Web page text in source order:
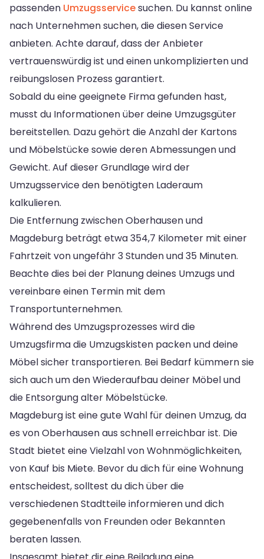
passenden Umzugsservicesuchen. Du kannst online
nach Unternehmen suchen, die diesen Service
anbieten. Achte darauf, dass der Anbieter
vertrauenswürdig ist und einen unkomplizierten und
reibungslosen Prozess garantiert.
Sobald du eine geeignete Firma gefunden hast,
musst du Informationen über deine Umzugsgüter
bereitstellen. Dazu gehört die Anzahl der Kartons
und Möbelstücke sowie deren Abmessungen und
Gewicht. Auf dieser Grundlage wird der
Umzugsservice den benötigten Laderaum
kalkulieren.
Die Entfernung zwischen Oberhausen und
Magdeburg beträgt etwa 354,7 Kilometer mit einer
Fahrtzeit von ungefähr 3 Stunden und 35 Minuten.
Beachte dies bei der Planung deines Umzugs und
vereinbare einen Termin mit dem
Transportunternehmen.
Während des Umzugsprozesses wird die
Umzugsfirma die Umzugskisten packen und deine
Möbel sicher transportieren. Bei Bedarf kümmern sie
sich auch um den Wiederaufbau deiner Möbel und
die Entsorgung alter Möbelstücke.
Magdeburg ist eine gute Wahl für deinen Umzug, da
es von Oberhausen aus schnell erreichbar ist. Die
Stadt bietet eine Vielzahl von Wohnmöglichkeiten,
von Kauf bis Miete. Bevor du dich für eine Wohnung
entscheidest, solltest du dich über die
verschiedenen Stadtteile informieren und dich
gegebenenfalls von Freunden oder Bekannten
beraten lassen.